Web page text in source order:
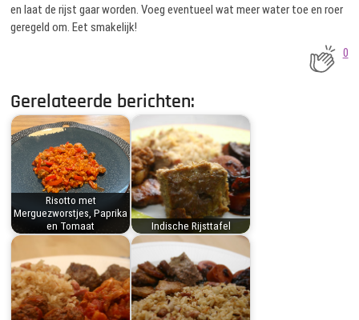
en laat de rijst gaar worden. Voeg eventueel wat meer water toe en roer
geregeld om. Eet smakelijk!
0
Gerelateerde berichten:
Risotto met
Merguezworstjes, Paprika
en Tomaat
Indische Rijsttafel